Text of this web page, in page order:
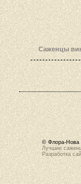
Саженцы
© Флора-Нова
Лучшие
Разработка